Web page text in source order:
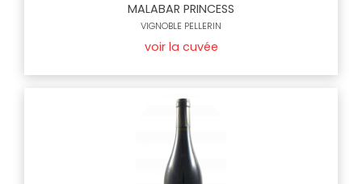
MALABAR PRINCESS
VIGNOBLE PELLERIN
voir la cuvée